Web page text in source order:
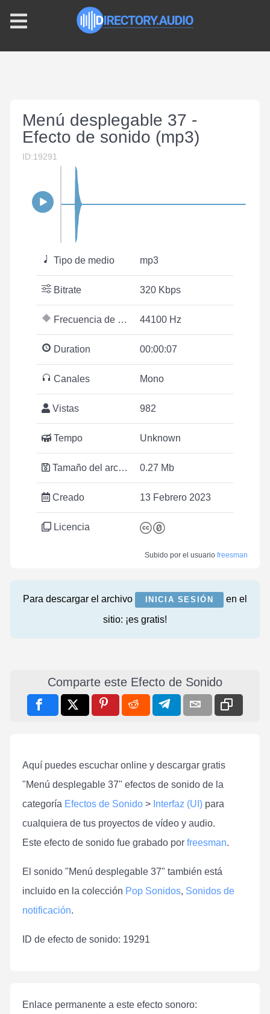
Menú desplegable 37 -
Efecto de sonido (mp3)
ID:19291
Tipo de medio mp3
Bitrate 320 Kbps
Frecuencia de muestreo 44100 Hz
Duration 00:00:07
Canales Mono
Vistas 982
Tempo Unknown
Tamaño del archivo 0.27 Mb
Creado 13 Febrero 2023
Licencia
Subido por el usuario freesman
Para descargar el archivo INICIA SESIÓN
en el
sitio: ¡es gratis!
Comparte este Efecto de Sonido
Aquí puedes escuchar online y descargar gratis
"Menú desplegable 37" efectos de sonido de la
categoría Efectos de Sonido > Interfaz (UI) para
cualquiera de tus proyectos de vídeo y audio.
Este efecto de sonido fue grabado por freesman.
El sonido "Menú desplegable 37" también está
incluido en la colección Pop Sonidos, Sonidos de
notificación.
ID de efecto de sonido: 19291
Enlace permanente a este efecto sonoro: